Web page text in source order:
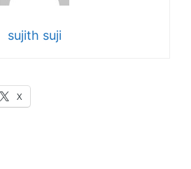
sujith suji
X